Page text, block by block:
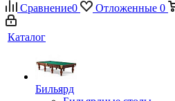
Сравнение0 Отложенные 0
Каталог
Бильярд